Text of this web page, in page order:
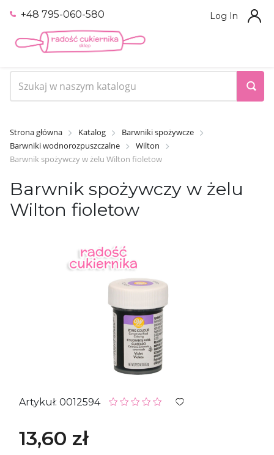
+48 795-060-580 Log In
Strona główna Katalog
Barwniki spożywcze
Barwniki wodnorozpuszczalne
Wilton
Barwnik spożywczy w żelu Wilton fioletow
Barwnik spożywczy w żelu
Wilton fioletow
Artykuł: 0012594
13,60 zł